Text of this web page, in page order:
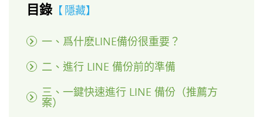
目錄 隱藏
一、爲什麽LINE備份很重要？
二、進行 LINE 備份前的準備
三、一鍵快速進行 LINE 備份（推薦方
案）